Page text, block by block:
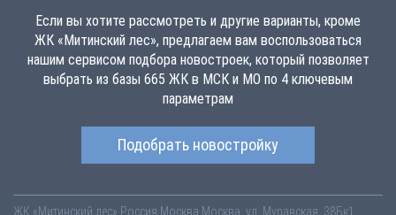
Если вы хотите рассмотреть и другие варианты, кроме
ЖК «Митинский лес», предлагаем вам воспользоваться
нашим сервисом подбора новостроек, который позволяет
выбрать из базы 665 ЖК в МСК и МО по 4 ключевым
параметрам
Подобрать новостройку
ЖК «Митинский лес» Россия Москва Москва, ул. Муравская, 38Бк1